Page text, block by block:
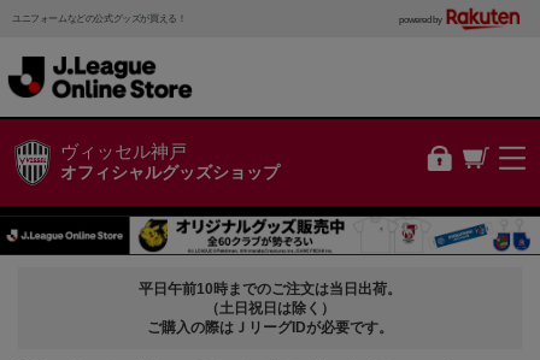
ユニフォームなどの公式グッズが買える！ powered by
ヴィッセル神戸
オフィシャルグッズショップ
平日午前10時までのご注文は当日出荷。
（土日祝日は除く）
ご購入の際はＪリーグIDが必要です。